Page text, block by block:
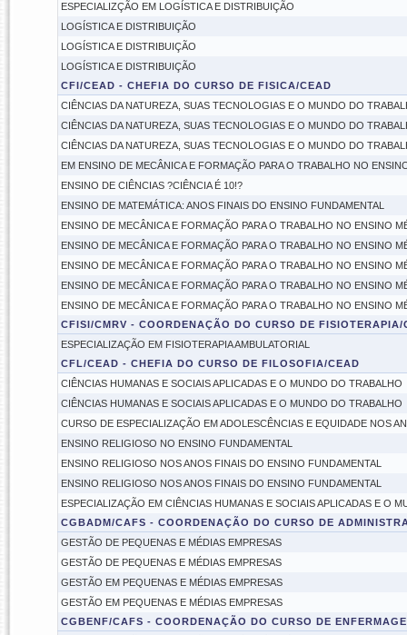
ESPECIALIZÇÃO EM LOGÍSTICA E DISTRIBUIÇÃO
LOGÍSTICA E DISTRIBUIÇÃO
LOGÍSTICA E DISTRIBUIÇÃO
LOGÍSTICA E DISTRIBUIÇÃO
CFI/CEAD - CHEFIA DO CURSO DE FISICA/CEAD
CIÊNCIAS DA NATUREZA, SUAS TECNOLOGIAS E O MUNDO DO
CIÊNCIAS DA NATUREZA, SUAS TECNOLOGIAS E O MUNDO DO
CIÊNCIAS DA NATUREZA, SUAS TECNOLOGIAS E O MUNDO DO
EM ENSINO DE MECÂNICA E FORMAÇÃO PARA O TRABALHO NO
ENSINO DE CIÊNCIAS ?CIÊNCIA É 10!?
ENSINO DE MATEMÁTICA: ANOS FINAIS DO ENSINO FUNDAMENTAL
ENSINO DE MECÂNICA E FORMAÇÃO PARA O TRABALHO NO ENSINO
ENSINO DE MECÂNICA E FORMAÇÃO PARA O TRABALHO NO ENSINO
ENSINO DE MECÂNICA E FORMAÇÃO PARA O TRABALHO NO ENSINO
ENSINO DE MECÂNICA E FORMAÇÃO PARA O TRABALHO NO ENSINO
ENSINO DE MECÂNICA E FORMAÇÃO PARA O TRABALHO NO ENSINO
CFISI/CMRV - COORDENAÇÃO DO CURSO DE FISIOTERAPIA/
ESPECIALIZAÇÃO EM FISIOTERAPIA AMBULATORIAL
CFL/CEAD - CHEFIA DO CURSO DE FILOSOFIA/CEAD
CIÊNCIAS HUMANAS E SOCIAIS APLICADAS E O MUNDO DO TRABALHO
CIÊNCIAS HUMANAS E SOCIAIS APLICADAS E O MUNDO DO TRABALHO
CURSO DE ESPECIALIZAÇÃO EM ADOLESCÊNCIAS E EQUIDADE NOS
ENSINO RELIGIOSO NO ENSINO FUNDAMENTAL
ENSINO RELIGIOSO NOS ANOS FINAIS DO ENSINO FUNDAMENTAL
ENSINO RELIGIOSO NOS ANOS FINAIS DO ENSINO FUNDAMENTAL
ESPECIALIZAÇÃO EM CIÊNCIAS HUMANAS E SOCIAIS APLICADAS E O
CGBADM/CAFS - COORDENAÇÃO DO CURSO DE
GESTÃO DE PEQUENAS E MÉDIAS EMPRESAS
GESTÃO DE PEQUENAS E MÉDIAS EMPRESAS
GESTÃO EM PEQUENAS E MÉDIAS EMPRESAS
GESTÃO EM PEQUENAS E MÉDIAS EMPRESAS
CGBENF/CAFS - COORDENAÇÃO DO CURSO DE